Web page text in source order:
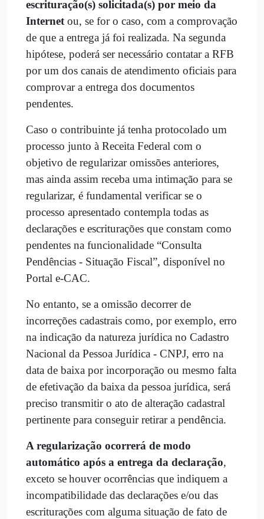
escrituração(s) solicitada(s) por meio da
Internet ou, se for o caso, com a comprovação
de que a entrega já foi realizada. Na segunda
hipótese, poderá ser necessário contatar a RFB
por um dos canais de atendimento oficiais para
comprovar a entrega dos documentos
pendentes.
Caso o contribuinte já tenha protocolado um
processo junto à Receita Federal com o
objetivo de regularizar omissões anteriores,
mas ainda assim receba uma intimação para se
regularizar, é fundamental verificar se o
processo apresentado contempla todas as
declarações e escriturações que constam como
pendentes na funcionalidade “Consulta
Pendências - Situação Fiscal”, disponível no
Portal e-CAC.
No entanto, se a omissão decorrer de
incorreções cadastrais como, por exemplo, erro
na indicação da natureza jurídica no Cadastro
Nacional da Pessoa Jurídica - CNPJ, erro na
data de baixa por incorporação ou mesmo falta
de efetivação da baixa da pessoa jurídica, será
preciso transmitir o ato de alteração cadastral
pertinente para conseguir retirar a pendência.
A regularização ocorrerá de modo
automático após a entrega da declaração,
exceto se houver ocorrências que indiquem a
incompatibilidade das declarações e/ou das
escriturações com alguma situação de fato de